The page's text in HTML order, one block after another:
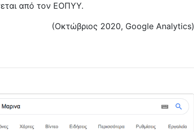
από τον ΕΟΠΥΥ.
(Οκτώβριος 2020, Google Analytics)